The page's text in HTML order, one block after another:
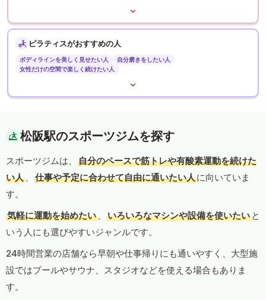
ピラティスがおすすめの人
ボディラインを美しく見せたい人
自分磨きをしたい人
女性だけの空間で楽しく続けたい人
松阪駅のスポーツジムを探す
スポーツジムは、
自分のペースで筋トレや有酸素運動を続けた
い人 、 仕事や予定に合わせて自由に通いたい人に向いていま
す。
気軽に運動を始めたい 、 いろいろなマシンや設備を使いたい と
いう人にも選びやすいジャンルです。
24時間営業の店舗なら早朝や仕事帰りにも通いやすく、大型施
設ではプールやサウナ、スタジオなどを使える場合もありま
す。